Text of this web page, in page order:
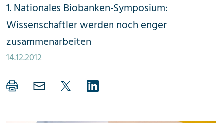
1. Nationales Biobanken-Symposium:
Wissenschaftler werden noch enger
zusammenarbeiten
14.12.2012